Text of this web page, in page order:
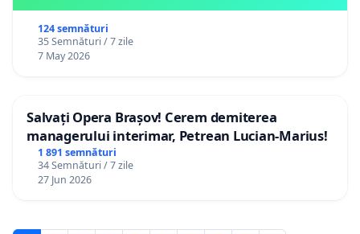
124 semnături
35 Semnături / 7 zile
7 May 2026
Salvați Opera Brașov! Cerem demiterea
managerului interimar, Petrean Lucian-Marius!
1 891 semnături
34 Semnături / 7 zile
27 Jun 2026